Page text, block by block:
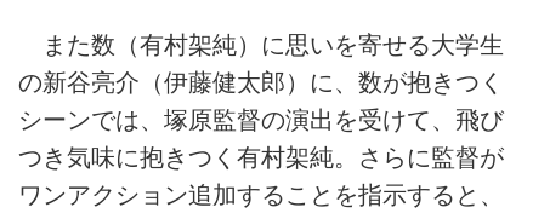
また数（有村架純）に思いを寄せる大学生
の新谷亮介（伊藤健太郎）に、数が抱きつく
シーンでは、塚原監督の演出を受けて、飛び
つき気味に抱きつく有村架純。さらに監督が
ワンアクション追加することを指示すると、